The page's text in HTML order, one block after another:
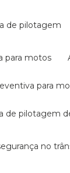
de pilotagem
para motos
para
de pilotagem
no